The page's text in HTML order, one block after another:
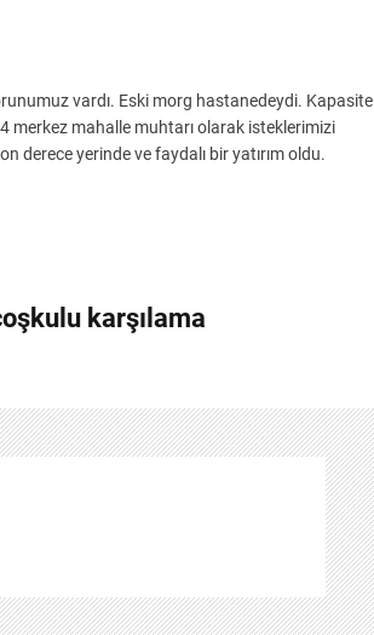
vardı. Eski morg hastanedeydi. Kapasite
merkez mahalle muhtarı olarak isteklerimizi
yerinde ve faydalı bir yatırım oldu.
karşılama